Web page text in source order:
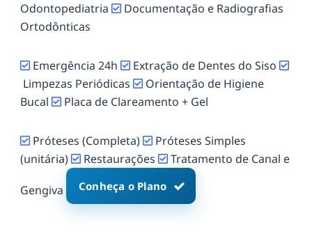
Odontopediatria
Documentação e Radiografias
Ortodônticas
Emergência 24h
Extração de Dentes do Siso
Limpezas Periódicas
Orientação de Higiene
Bucal
Placa de Clareamento + Gel
Próteses (Completa)
Próteses Simples
(unitária)
Restaurações Tratamento de Canal e
Gengiva Conheça o Plano